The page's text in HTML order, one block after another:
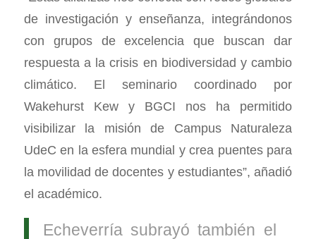
de investigación y enseñanza, integrándonos
con grupos de excelencia que buscan dar
respuesta a la crisis en biodiversidad y cambio
climático. El seminario coordinado por
Wakehurst Kew y BGCI nos ha permitido
visibilizar la misión de Campus Naturaleza
UdeC en la esfera mundial y crea puentes para
la movilidad de docentes y estudiantes”, añadió
el académico.
Echeverría subrayó también el